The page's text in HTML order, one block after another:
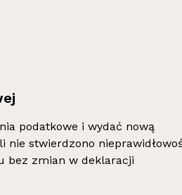
podatkowe i wydać nową
nie stwierdzono
bez zmian w deklaracji